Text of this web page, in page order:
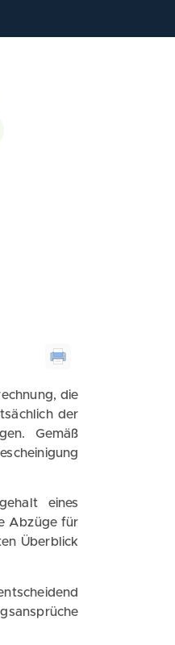
die
der
Gemäß
eines
Abzüge für
Überblick